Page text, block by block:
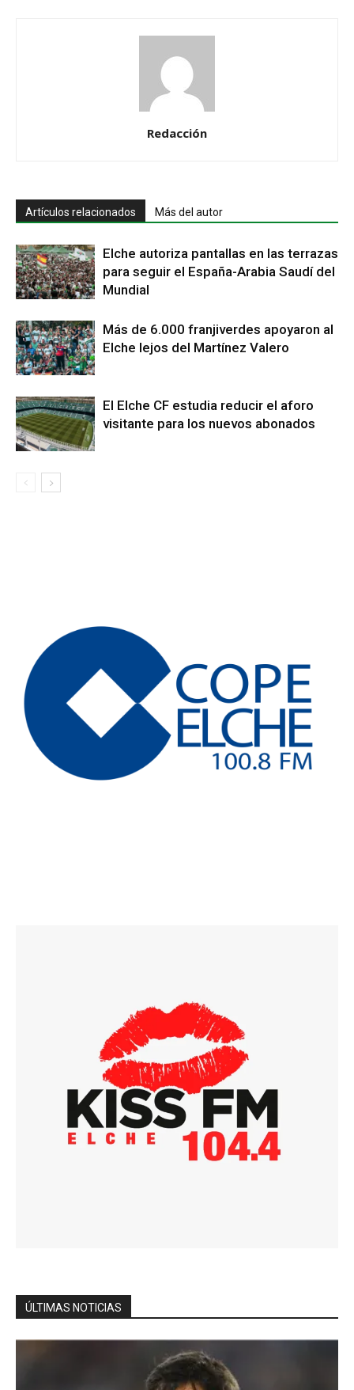
Redacción
Artículos relacionados Más del autor
Elche autoriza pantallas en las terrazas
para seguir el España-Arabia Saudí del
Mundial
Más de 6.000 franjiverdes apoyaron al
Elche lejos del Martínez Valero
El Elche CF estudia reducir el aforo
visitante para los nuevos abonados
ÚLTIMAS NOTICIAS